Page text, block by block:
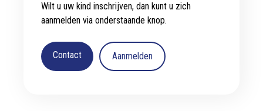
Wilt u uw kind inschrijven, dan kunt u zich
aanmelden via onderstaande knop.
Contact Aanmelden